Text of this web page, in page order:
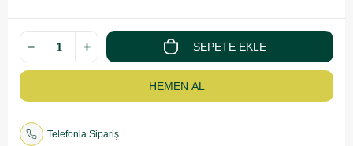
Telefonla Sipariş